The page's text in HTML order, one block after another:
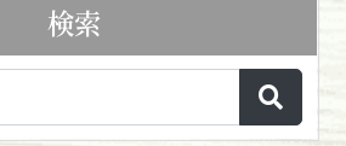
検索